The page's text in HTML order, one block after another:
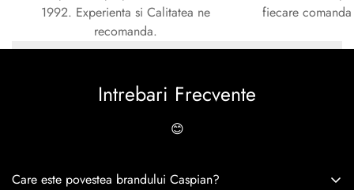
1992. Experienta si Calitatea ne
recomanda.
fiecare
Intrebari Frecvente
😊
Care este povestea brandului Caspian?